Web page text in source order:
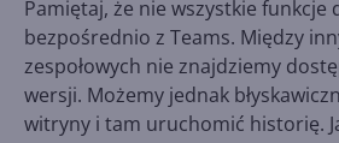
Pamiętaj, że nie wszystkie funkcje
bezpośrednio z Teams. Między
zespołowych nie znajdziemy
wersji. Możemy jednak
witryny i tam uruchomić historię.